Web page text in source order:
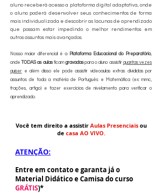
aluno receberá acesso a plataforma digital adaptativa, onde
o aluno poderá desenvolver seus conhecimentos de forma
mais individualizada e descobrir as lacunas de aprendizado
que possam estar impedindo o melhor rendimentos em
outros assuntos mais avançados.
Nosso maior diferencial é a Plataforma Educacional do Preparatório,
onde
TODAS as aulasficam gravadaspara o aluno assistir quantas vezes
quiser e além disso ele pode assistir videoaulas extras divididas por
assuntos de toda a matéria de Português e Matemática (ex: mmc,
frações, artigo) e fazer exercícios de nivelamento para verificar o
aprendizado.
Você tem direito a assistirAulas Presenciais ou
de casa AO VIVO.
ATENÇÃO:
Entre em contato e garanta já o
Material Didático e Camisa do curso
GRÁTIS)*